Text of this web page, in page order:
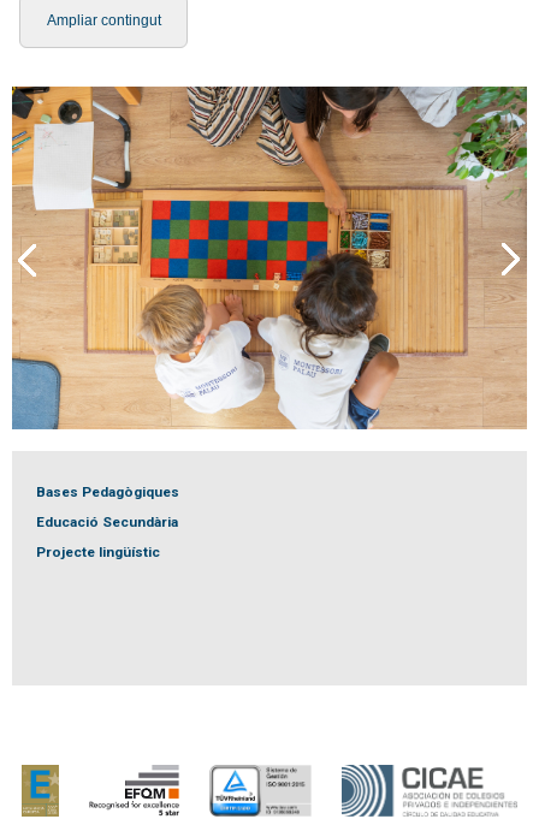
Ampliar contingut
Bases Pedagògiques
Educació Secundària
Projecte lingüístic